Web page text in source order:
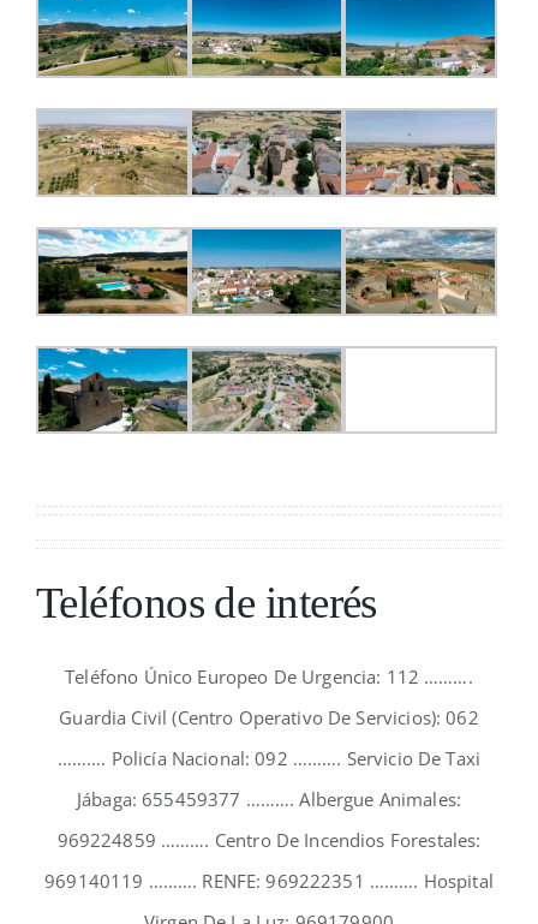
Teléfonos de interés
Teléfono Único Europeo De Urgencia: 112 ……….
Guardia Civil (Centro Operativo De Servicios): 062
………. Policía Nacional: 092 ………. Servicio De Taxi
Jábaga: 655459377 ………. Albergue Animales:
969224859 ………. Centro De Incendios Forestales:
969140119 ………. RENFE: 969222351 ………. Hospital